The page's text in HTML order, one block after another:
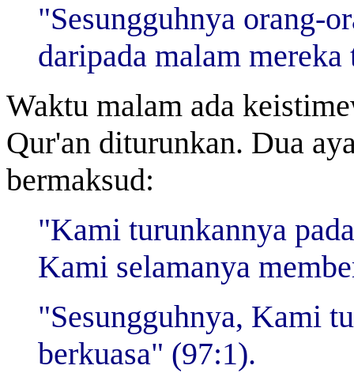
"Sesungguhnya orang-
daripada malam
Waktu malam ada
Qur'an diturunkan. Dua
bermaksud:
"Kami turunkannya
Kami selamanya
"Sesungguhnya, Kami
berkuasa" (97:1).